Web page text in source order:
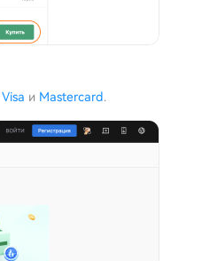
Visa и Mastercard.